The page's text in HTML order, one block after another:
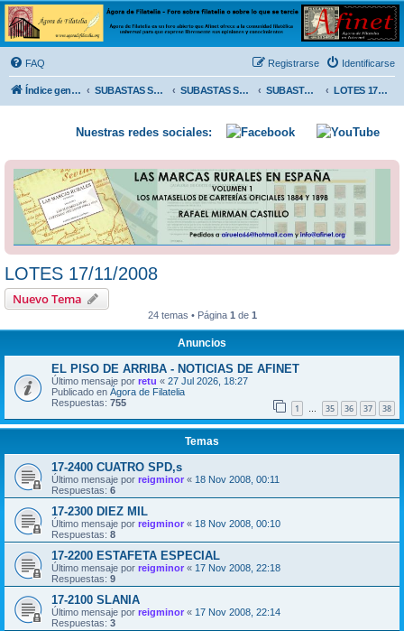
Ágora de Filatelia
Foro sobre filatelia o sobre lo que se tercie. Ágora de Filatelia es un foro abierto que Afinet
ofrece a la comunidad filatélica universal para que exprese libremente sus opiniones y
conocimientos
FAQ Identificarse
Registrarse
Índice general SUBASTAS SOLIDARIAS (In memoriam MENDOZA) SUBASTAS SOLIDARIAS 2025 y anteriores SUBASTAS SOLIDARIAS 2008 LOTES 17/11/2008
Nuestras redes sociales:
LOTES 17/11/2008
Nuevo Tema
24 temas • Página 1 de 1
Anuncios
EL PISO DE ARRIBA - NOTICIAS DE AFINET
Último mensaje por retu « 27 Jul 2026, 18:27
Publicado en Ágora de Filatelia
Respuestas: 755 1 … 35 36 37 38
Temas
17-2400 CUATRO SPD,s
Último mensaje por reigminor « 18 Nov 2008, 00:11
Respuestas: 6
17-2300 DIEZ MIL
Último mensaje por reigminor « 18 Nov 2008, 00:10
Respuestas: 8
17-2200 ESTAFETA ESPECIAL
Último mensaje por reigminor « 17 Nov 2008, 22:18
Respuestas: 9
17-2100 SLANIA
Último mensaje por reigminor « 17 Nov 2008, 22:14
Respuestas: 3